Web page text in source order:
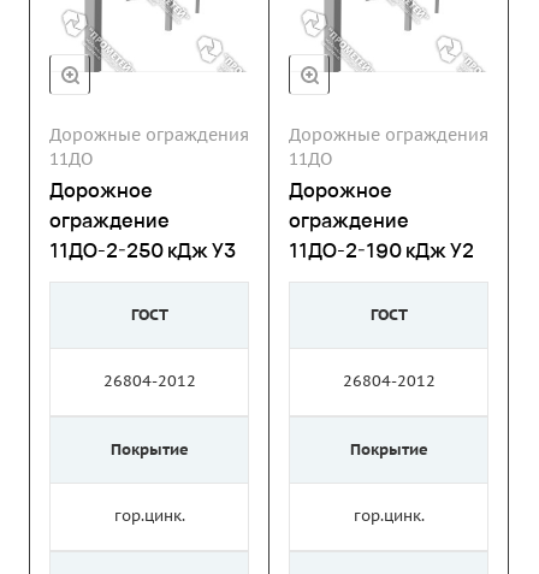
Дорожные ограждения
11ДО
Дорожное
ограждение
11ДО-2-250 кДж У3
ГОСТ
26804-2012
Покрытие
гор.цинк.
Дорожные ограждения
11ДО
Дорожное
ограждение
11ДО-2-190 кДж У2
ГОСТ
26804-2012
Покрытие
гор.цинк.